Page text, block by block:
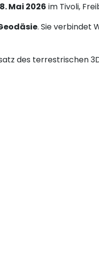
Mai 2026 im Tivoli,
. Sie verbindet
des terrestrischen